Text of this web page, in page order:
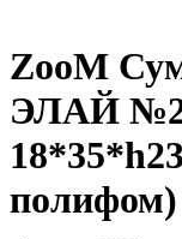
ZooM
ЭЛАЙ №2
полифом)